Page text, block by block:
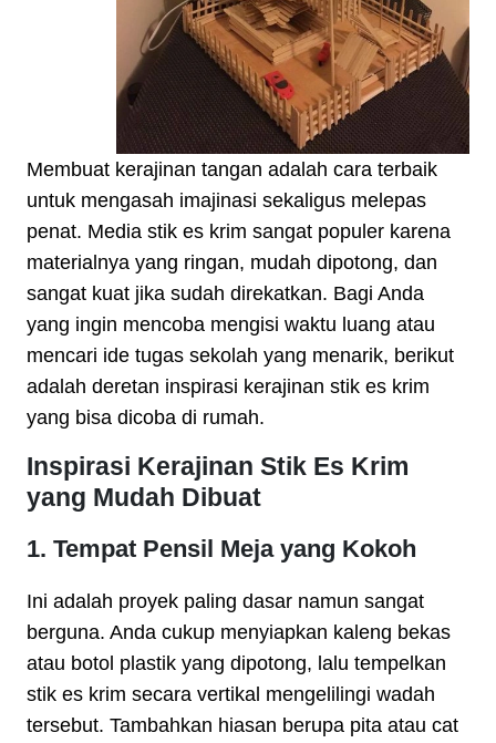
Membuat kerajinan tangan adalah cara terbaik
untuk mengasah imajinasi sekaligus melepas
penat. Media stik es krim sangat populer karena
materialnya yang ringan, mudah dipotong, dan
sangat kuat jika sudah direkatkan. Bagi Anda
yang ingin mencoba mengisi waktu luang atau
mencari ide tugas sekolah yang menarik, berikut
adalah deretan inspirasi kerajinan stik es krim
yang bisa dicoba di rumah.
Inspirasi Kerajinan Stik Es Krim
yang Mudah Dibuat
1. Tempat Pensil Meja yang Kokoh
Ini adalah proyek paling dasar namun sangat
berguna. Anda cukup menyiapkan kaleng bekas
atau botol plastik yang dipotong, lalu tempelkan
stik es krim secara vertikal mengelilingi wadah
tersebut. Tambahkan hiasan berupa pita atau cat